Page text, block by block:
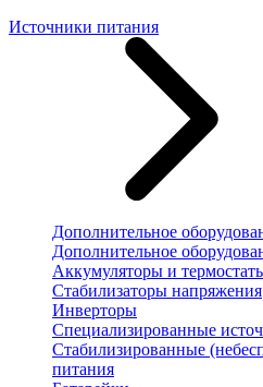
Источники питания
Дополнительное
Дополнительное
Аккумуляторы и
Стабилизаторы напряжения
Инверторы
Специализированные
Стабилизированные
питания